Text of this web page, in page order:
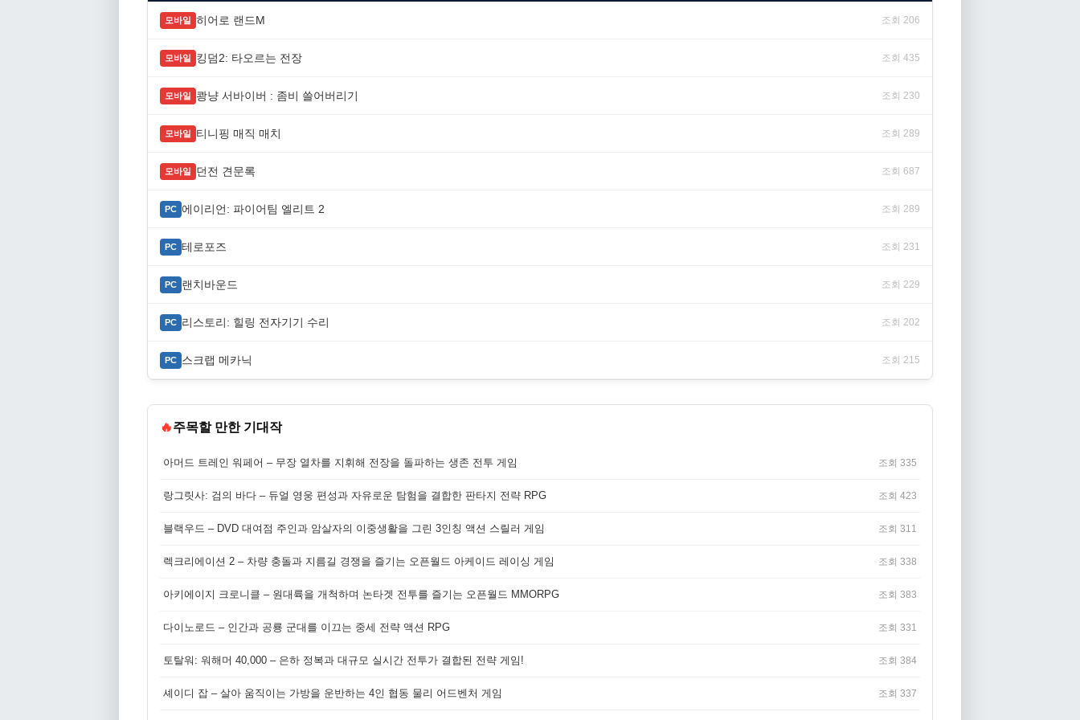
모바일 히어로 랜드M 조회 206
모바일 킹덤2: 타오르는 전장 조회 435
모바일 쾅냥 서바이버 : 좀비 쓸어버리기 조회 230
모바일 티니핑 매직 매치 조회 289
모바일 던전 견문록 조회 687
PC 에이리언: 파이어팀 엘리트 2 조회 289
PC 테로포즈 조회 231
PC 랜치바운드 조회 229
PC 리스토리: 힐링 전자기기 수리 조회 202
PC 스크랩 메카닉 조회 215
🔥주목할 만한 기대작
아머드 트레인 워페어 – 무장 열차를 지휘해 전장을 돌파하는 생존 전투 게임 조회 335
랑그릿사: 검의 바다 – 듀얼 영웅 편성과 자유로운 탐험을 결합한 판타지 전략 RPG 조회 423
블랙우드 – DVD 대여점 주인과 암살자의 이중생활을 그린 3인칭 액션 스릴러 게임 조회 311
렉크리에이션 2 – 차량 충돌과 지름길 경쟁을 즐기는 오픈월드 아케이드 레이싱 게임 조회 338
아키에이지 크로니클 – 원대륙을 개척하며 논타겟 전투를 즐기는 오픈월드 MMORPG 조회 383
다이노로드 – 인간과 공룡 군대를 이끄는 중세 전략 액션 RPG 조회 331
토탈워: 워해머 40,000 – 은하 정복과 대규모 실시간 전투가 결합된 전략 게임! 조회 384
셰이디 잡 – 살아 움직이는 가방을 운반하는 4인 협동 물리 어드벤처 게임 조회 337